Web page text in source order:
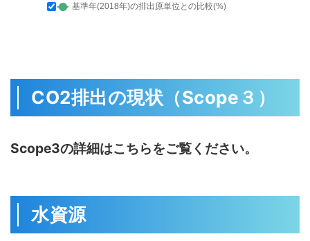
基準年(2018年)の排出原単位との比較(%)
CO2排出の現状（Scope３）
Scope3の詳細はこちらをご覧ください。
水資源